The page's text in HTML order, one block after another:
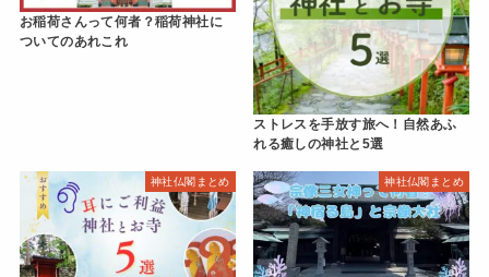
お稲荷さんって何者？稲荷神社に
ついてのあれこれ
ストレスを手放す旅へ！自然あふ
れる癒しの神社と5選
神社仏閣まとめ 神社仏閣まとめ